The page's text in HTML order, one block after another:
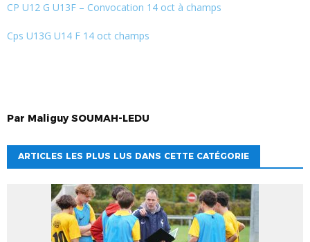
CP U12 G U13F – Convocation 14 oct à champs
cps U13G U14 F 14 oct champs
Par Maliguy SOUMAH-LEDU
ARTICLES LES PLUS LUS DANS CETTE CATÉGORIE